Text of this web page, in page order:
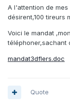
A l'attention de
désirent,100 tireurs
Voici le mandat
téléphoner,sachant
mandat3dflers.doc
Quote